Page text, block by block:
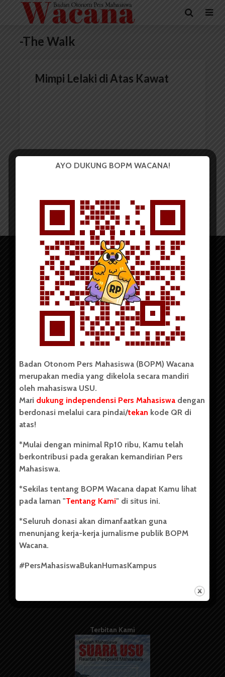
-The Walk
Mimpi Lelaki di Atas Kawat
Copyright © 2023. All rights reserved BOPM WACANA.
Badan Otonom Pers Mahasiswa (BOPM) Wacana merupakan
pers mahasiswa yang berdiri di luar kampus dan dikelola
secara mandiri oleh mahasiswa Universitas Sumatera Utara
(USU). Sebelumnya BOPM Wacana merupakan salah satu
Unit Kegiatan Mahasiswa (UKM) di Universitas Sumatera
berdiri pada 1 Juli 1995.
Kontribusi
Info Iklan
Pedoman Media Siber
Kode Etik Jurnalistik
Terbitan Kami
AYO DUKUNG BOPM WACANA!
Badan Otonom Pers Mahasiswa (BOPM) Wacana
merupakan media yang dikelola secara mandiri
oleh mahasiswa USU.
Mari dukung independensi Pers Mahasiswa dengan
berdonasi melalui cara pindai/tekan kode QR di
atas!
*Mulai dengan minimal Rp10 ribu, Kamu telah
berkontribusi pada gerakan kemandirian Pers
Mahasiswa.
*Sekilas tentang BOPM Wacana dapat Kamu lihat
pada laman "Tentang Kami" di situs ini.
*Seluruh donasi akan dimanfaatkan guna
menunjang kerja-kerja jurnalisme publik BOPM
Wacana.
#PersMahasiswaBukanHumasKampus